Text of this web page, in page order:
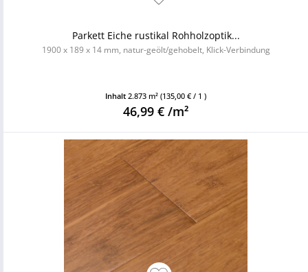
Parkett Eiche rustikal Rohholzoptik...
1900 x 189 x 14 mm, natur-geölt/gehobelt, Klick-Verbindung
Inhalt 2.873 m² (135,00 € / 1 )
46,99 € /m²